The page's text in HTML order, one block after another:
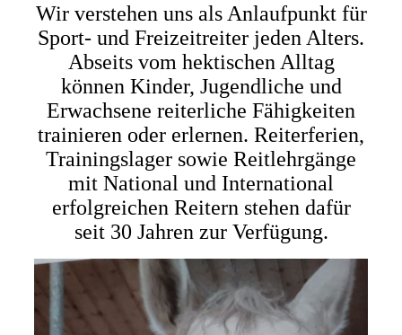
Wir verstehen uns als Anlaufpunkt für
Sport- und Freizeitreiter jeden Alters.
Abseits vom hektischen Alltag
können Kinder, Jugendliche und
Erwachsene reiterliche Fähigkeiten
trainieren oder erlernen. Reiterferien,
Trainingslager sowie Reitlehrgänge
mit National und International
erfolgreichen Reitern stehen dafür
seit 30 Jahren zur Verfügung.